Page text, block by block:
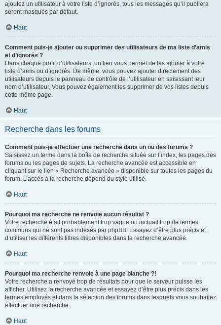
ajoutez un utilisateur à votre liste d’ignorés, tous les messages qu’il publiera
seront masqués par défaut.
Haut
Comment puis-je ajouter ou supprimer des utilisateurs de ma liste d’amis
et d’ignorés ?
Dans chaque profil d’utilisateurs, un lien vous permet de les ajouter à votre
liste d’amis ou d’ignorés. De même, vous pouvez ajouter directement des
utilisateurs depuis le panneau de contrôle de l’utilisateur en saisissant leur
nom d’utilisateur. Vous pouvez également les supprimer de vos listes depuis
cette même page.
Haut
Recherche dans les forums
Comment puis-je effectuer une recherche dans un ou des forums ?
Saisissez un terme dans la boîte de recherche située sur l’index, les pages des
forums ou les pages de sujets. La recherche avancée est accessible en
cliquant sur le lien « Recherche avancée » disponible sur toutes les pages du
forum. L’accès à la recherche dépend du style utilisé.
Haut
Pourquoi ma recherche ne renvoie aucun résultat ?
Votre recherche était probablement trop vague ou incluait trop de termes
communs qui ne sont pas indexés par phpBB. Essayez d’être plus précis et
d’utiliser les différents filtres disponibles dans la recherche avancée.
Haut
Pourquoi ma recherche renvoie à une page blanche ?!
Votre recherche a renvoyé trop de résultats pour que le serveur puisse les
afficher. Utilisez la recherche avancée et essayez d’être plus précis dans les
termes employés et dans la sélection des forums dans lesquels vous souhaitez
effectuer une recherche.
Haut